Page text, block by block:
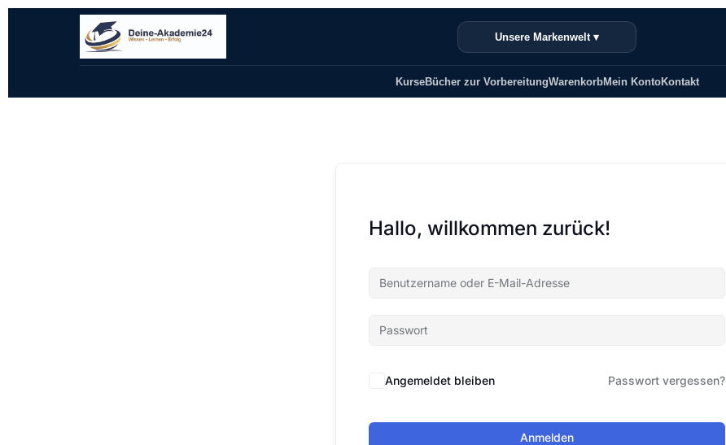
Unsere Markenwelt ▾
KurseBücher zur VorbereitungWarenkorbMein KontoKontakt
Hallo, willkommen zurück!
Angemeldet bleiben Passwort vergessen?
Anmelden